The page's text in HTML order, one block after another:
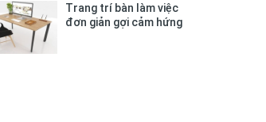
Trang trí bàn làm việc
đơn giản gợi cảm hứng